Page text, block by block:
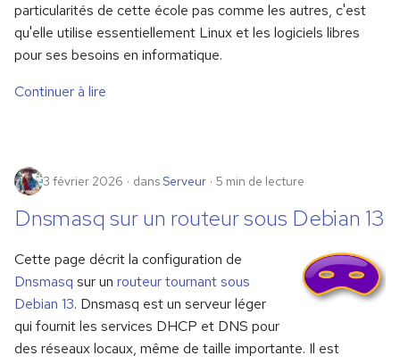
particularités de cette école pas comme les autres, c'est
qu'elle utilise essentiellement Linux et les logiciels libres
pour ses besoins en informatique.
Continuer à lire
3 février 2026 dansServeur 5 min de lecture
Dnsmasq sur un routeur sous Debian 13
Cette page décrit la configuration de
Dnsmasq sur un routeur tournant sous
Debian 13. Dnsmasq est un serveur léger
qui fournit les services DHCP et DNS pour
des réseaux locaux, même de taille importante. Il est